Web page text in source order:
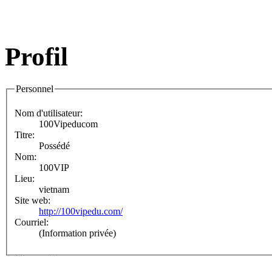
Profil
Personnel
Nom d'utilisateur:
100Vipeducom
Titre:
Possédé
Nom:
100VIP
Lieu:
vietnam
Site web:
http://100vipedu.com/
Courriel:
(Information privée)